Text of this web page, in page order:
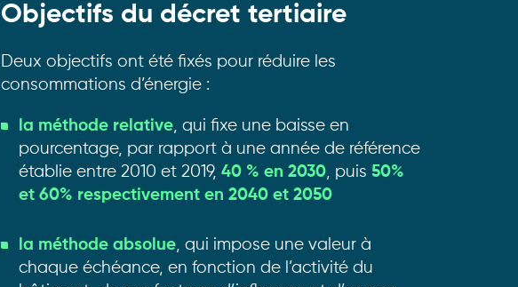
Objectifs du décret tertiaire
Deux objectifs ont été fixés pour réduire les
consommations d’énergie :
la méthode relative, qui fixe une baisse en
pourcentage, par rapport à une année de référence
établie entre 2010 et 2019,40 % en 2030, puis50%
et 60% respectivement en 2040 et 2050
la méthode absolue, qui impose une valeur à
chaque échéance, en fonction de l’activité du